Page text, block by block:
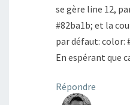
se gère line 12,
#82ba1b; et la
par défaut: color:
En espérant que
Répondre